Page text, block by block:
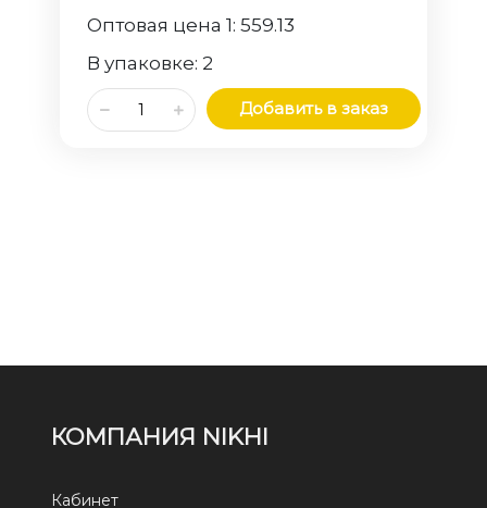
Оптовая цена 1:559.13
В упаковке: 2
Добавить в заказ
КОМПАНИЯ NIKHI
Кабинет